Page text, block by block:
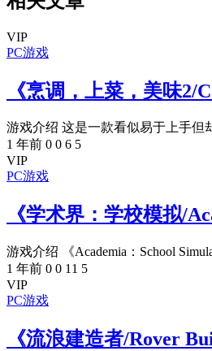
VIP
PC游戏
《烹调，上菜，美味2/
游戏介绍 这是一款看似易于上手但
1 年前 0 0 6 5
VIP
PC游戏
《学术界：学校模拟/
游戏介绍 《Academia：School
1 年前 0 0 11 5
VIP
PC游戏
《流浪建造者/Rover